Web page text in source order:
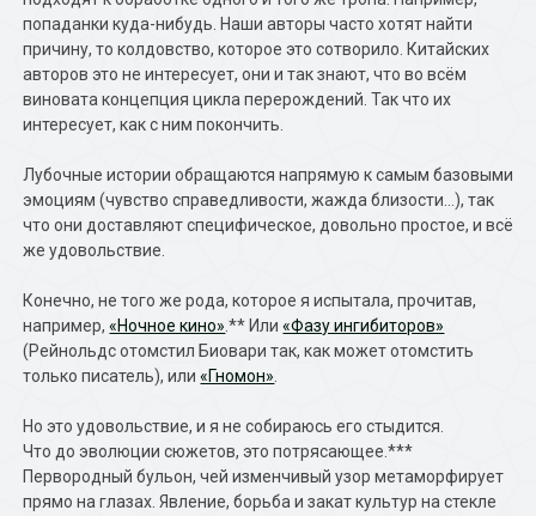
попаданки куда-нибудь. Наши авторы часто хотят найти
причину, то колдовство, которое это сотворило. Китайских
авторов это не интересует, они и так знают, что во всём
виновата концепция цикла перерождений. Так что их
интересует, как с ним покончить.
Лубочные истории обращаются напрямую к самым базовыми
эмоциям (чувство справедливости, жажда близости…), так
что они доставляют специфическое, довольно простое, и всё
же удовольствие.
Конечно, не того же рода, которое я испытала, прочитав,
например,«Ночное кино» .** Или«Фазу ингибиторов»
(Рейнольдс отомстил Биовари так, как может отомстить
только писатель), или«Гномон»
Но это удовольствие, и я не собираюсь его стыдится.
Что до эволюции сюжетов, это потрясающее.***
Первородный бульон, чей изменчивый узор метаморфирует
прямо на глазах. Явление, борьба и закат культур на стекле